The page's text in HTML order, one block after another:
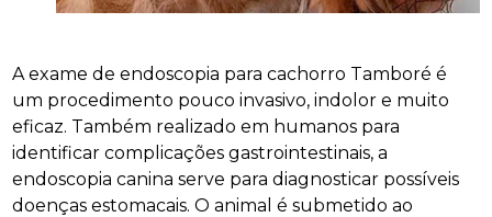
A exame de endoscopia para cachorro Tamboré é
um procedimento pouco invasivo, indolor e muito
eficaz. Também realizado em humanos para
identificar complicações gastrointestinais, a
endoscopia canina serve para diagnosticar possíveis
doenças estomacais. O animal é submetido ao